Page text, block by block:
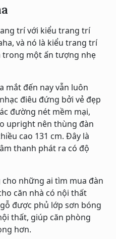
trí với kiểu trang trí
và nó là kiểu trang trí
trong một ấn tượng nhẹ
mắt đến nay vẫn luôn
điêu đứng bởi vẻ đẹp
đường nét mềm mại,
upright nên thùng đàn
cao 131 cm. Đây là
thanh phát ra có độ
những ai tìm mua đàn
căn nhà có nội thất
được phủ lớp sơn bóng
thất, giúp căn phòng
hơn.